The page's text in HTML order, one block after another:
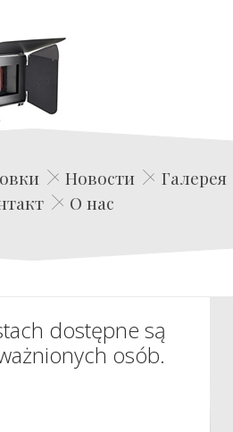
Edwin Film Agencja Aktorska
Новости
Галерея
О нас
dostępne są
osób.